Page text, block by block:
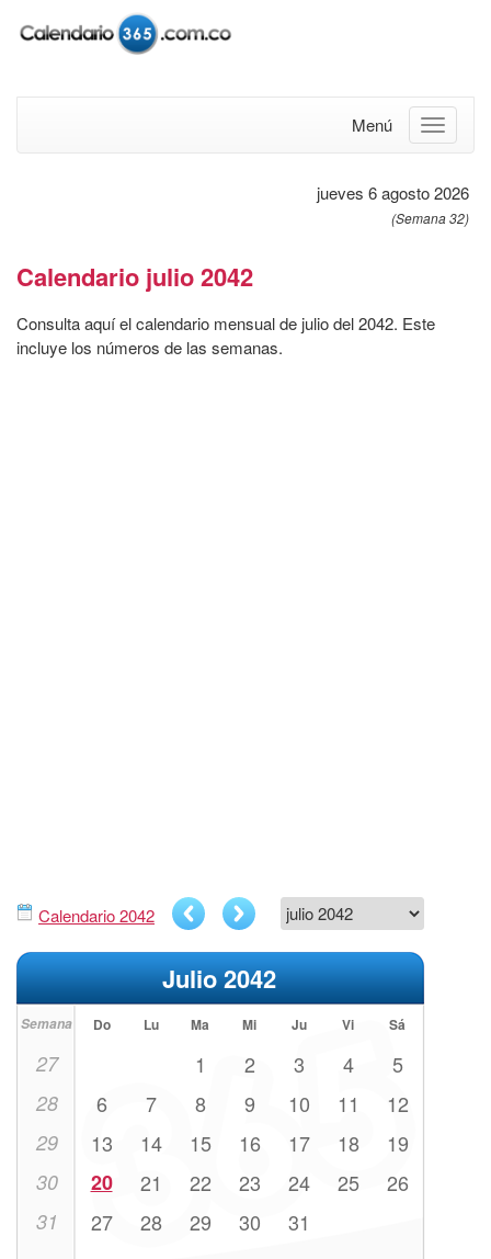
Menú
jueves 6 agosto 2026
(Semana 32)
Calendario julio 2042
Consulta aquí el calendario mensual de julio del 2042. Este
incluye los números de las semanas.
Calendario 2042
Julio 2042
Semana Do Lu Ma Mi Ju Vi Sá
27 1 2 3 4 5
28 6 7 8 9 10 11 12
29 13 14 15 16 17 18 19
30 20 21 22 23 24 25 26
31 27 28 29 30 31